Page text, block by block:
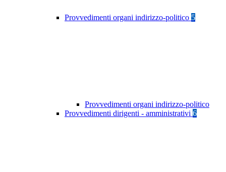
Provvedimenti organi indirizzo-politico 5
Provvedimenti organi indirizzo-politico
Provvedimenti dirigenti - amministrativi 6